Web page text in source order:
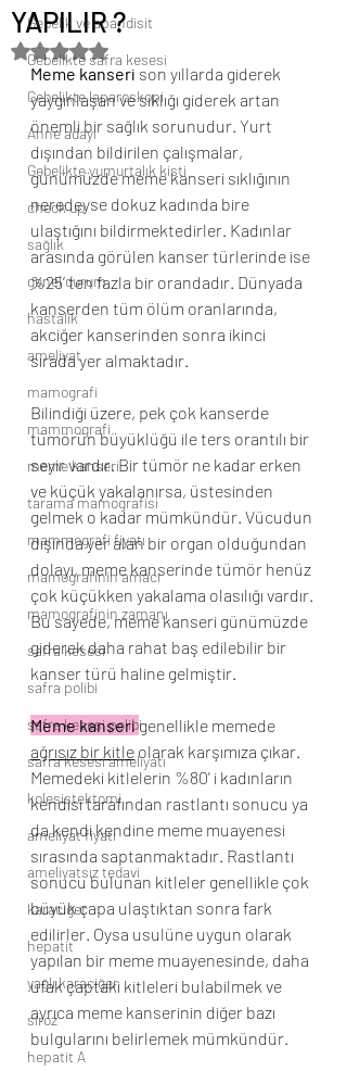
Gebelik ve apandisit
Gebelikte safra kesesi
Gebelikte laparoskopi
Anne adayı
Gebelikte yumurtalık kisti
check up
sağlık
genel durum
hastalık
ameliyat
mamografi
mammografi
meme kanseri
tarama mamografisi
mammografi fiyatı
mamografinin amacı
mamografinin zamanı
safra kesesi
safra polibi
safra kesesi polibi
safra kesesi ameliyatı
kolesistektomi
ameliyat fiyatı
ameliyatsız tedavi
karaciğer
hepatit
yağlı karaciğer
siroz
hepatit A
YAPILIR ?
5 üzerinden NaN yıldız
Meme kanseri son yıllarda giderek
yaygınlaşan ve sıklığı giderek artan
önemli bir sağlık sorunudur. Yurt
dışından bildirilen çalışmalar,
günümüzde meme kanseri sıklığının
neredeyse dokuz kadında bire
ulaştığını bildirmektedirler. Kadınlar
arasında görülen kanser türlerinde ise
%25’ ten fazla bir orandadır. Dünyada
kanserden tüm ölüm oranlarında,
akciğer kanserinden sonra ikinci
sırada yer almaktadır.
Bilindiği üzere, pek çok kanserde
tümörün büyüklüğü ile ters orantılı bir
seyir vardır. Bir tümör ne kadar erken
ve küçük yakalanırsa, üstesinden
gelmek o kadar mümkündür. Vücudun
dışında yer alan bir organ olduğundan
dolayı, meme kanserinde tümör henüz
çok küçükken yakalama olasılığı vardır.
Bu sayede, meme kanseri günümüzde
giderek daha rahat baş edilebilir bir
kanser türü haline gelmiştir.
Meme kanseri genellikle memede
ağrısız bir kitle olarak karşımıza çıkar.
Memedeki kitlelerin %80' i kadınların
kendisi tarafından rastlantı sonucu ya
da kendi kendine meme muayenesi
sırasında saptanmaktadır. Rastlantı
sonucu bulunan kitleler genellikle çok
büyük çapa ulaştıktan sonra fark
edilirler. Oysa usulüne uygun olarak
yapılan bir meme muayenesinde, daha
ufak çaptaki kitleleri bulabilmek ve
ayrıca meme kanserinin diğer bazı
bulgularını belirlemek mümkündür.